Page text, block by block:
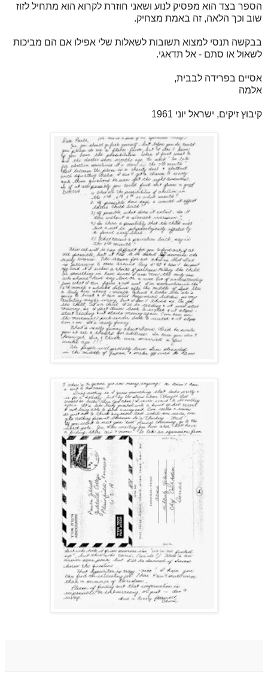
הספר בצד הוא מפסיק לנוע ושאני חוזרת לקרוא הוא מתחיל לזוז
שוב וכך הלאה, זה באמת מצחיק.
בבקשה תנסי למצוא תשובות לשאלות שלי אפילו אם הם מביכות
לשאול או סתם - אל תדאגי.
אסיים בפרידה לבבית,
אלמה
קיבוץ זיקים, ישראל יוני 1961